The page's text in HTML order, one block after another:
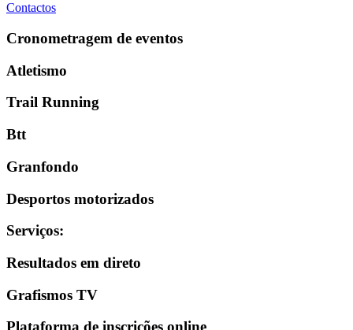
Contactos
Cronometragem de eventos
Atletismo
Trail Running
Btt
Granfondo
Desportos motorizados
Serviços:
Resultados em direto
Grafismos TV